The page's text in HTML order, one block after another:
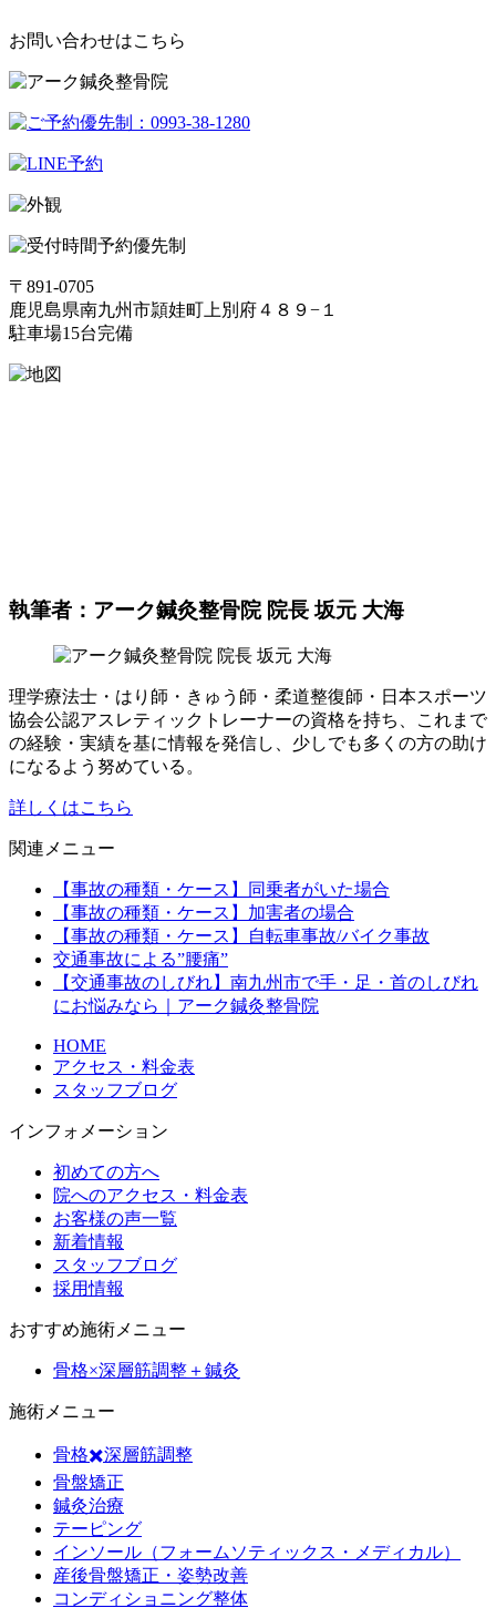
お問い合わせはこちら
予約優先制
〒891-0705
鹿児島県南九州市頴娃町上別府４８９−１
駐車場15台完備
執筆者：アーク鍼灸整骨院 院長 坂元 大海
理学療法士・はり師・きゅう師・柔道整復師・日本スポーツ
協会公認アスレティックトレーナーの資格を持ち、これまで
の経験・実績を基に情報を発信し、少しでも多くの方の助け
になるよう努めている。
詳しくはこちら
関連メニュー
【事故の種類・ケース】同乗者がいた場合
【事故の種類・ケース】加害者の場合
【事故の種類・ケース】自転車事故/バイク事故
交通事故による”腰痛”
【交通事故のしびれ】南九州市で手・足・首のしびれ
にお悩みなら｜アーク鍼灸整骨院
HOME
アクセス・料金表
スタッフブログ
インフォメーション
初めての方へ
院へのアクセス・料金表
お客様の声一覧
新着情報
スタッフブログ
採用情報
おすすめ施術メニュー
骨格×深層筋調整＋鍼灸
施術メニュー
骨格✖️深層筋調整
骨盤矯正
鍼灸治療
テーピング
インソール（フォームソティックス・メディカル）
産後骨盤矯正・姿勢改善
コンディショニング整体